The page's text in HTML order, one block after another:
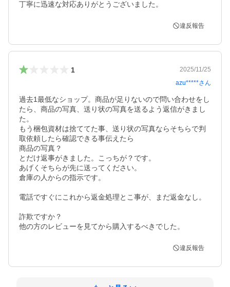
丁寧に迅速な対応ありがとうございました。
違反報告
1
2025/11/25
azu*****さん
過去1最低なショップ。商品が足りないので問い合わせをし
たら、商品の写真、送り状の写真を送るよう返信がきまし
た。
もう梱包資材は捨ててた事、送り状の写真ならそちらで判
取依頼したら確認できる事伝えたら
商品の写真？
とだけ返事がきました。こっちが？です。
あげくそちらが先に送ってください。
倉庫の人からの指示です。
電話ですぐにこれから返金処理とこ事が、まだ返金なし。
詐欺ですか？
他の方のレビューを見てから購入するべきでした。
違反報告